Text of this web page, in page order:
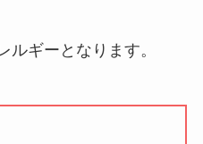
ルギーとなります。